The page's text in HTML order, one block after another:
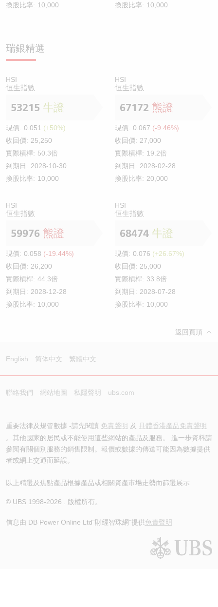
換股比率: 10,000
換股比率: 10,000
瑞銀精選
HSI
恒生指數
53215 牛證
現價: 0.051 (+50%)
收回價: 25,250
實際槓桿: 50.3倍
到期日: 2028-10-30
換股比率: 10,000
HSI
恒生指數
67172 熊證
現價: 0.067 (-9.46%)
收回價: 27,000
實際槓桿: 19.2倍
到期日: 2028-02-28
換股比率: 20,000
HSI
恒生指數
59976 熊證
現價: 0.058 (-19.44%)
收回價: 26,200
實際槓桿: 44.3倍
到期日: 2028-12-28
換股比率: 10,000
HSI
恒生指數
68474 牛證
現價: 0.076 (+26.67%)
收回價: 25,000
實際槓桿: 33.8倍
到期日: 2028-07-28
換股比率: 10,000
返回頁頂
English 简体中文 繁體中文
聯絡我們 網站地圖 私隱聲明 ubs.com
重要法律及規管數據 -請先閱讀 免責聲明 及 具體香港產品免責聲明
。其他國家的居民或不能使用這些網站的產品及服務。 進一步資料請
參閱有關個別服務的銷售限制。報價或數據的傳送可能因為數據提供
者或網上交通而延誤。
以上精選及焦點產品根據產品或相關資產市場走勢而篩選展示
© UBS 1998-2026 . 版權所有。
信息由 DB Power Online Ltd“財經智珠網”提供免責聲明